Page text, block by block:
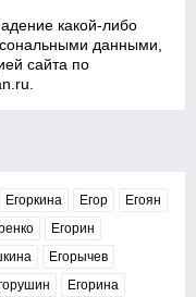
какой‑либо
данными,
сайта по
Егоркина Егор
Егоян
Егорин
Егорычев
Егорина